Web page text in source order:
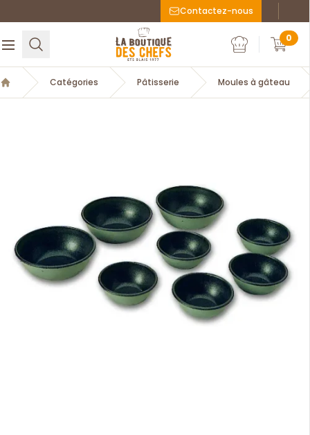
Contactez-nous
Ouvrir le menuRechercher
La Boutique des chefs
Mon compte
Mon
0
Accueil
Catégories Pâtisserie Moules à gâteau